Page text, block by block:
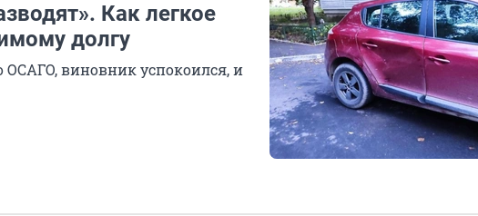
Как легкое
долгу
виновник успокоился, и